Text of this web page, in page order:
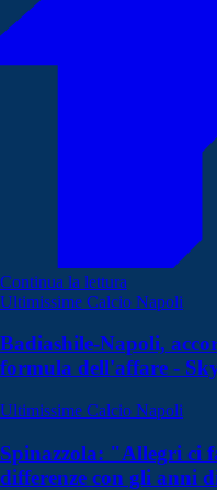
Continua la lettura
Ultimissime Calcio Napoli
Badiashile-Napoli,
formula dell'affare -
Ultimissime Calcio Napoli
Spinazzola: "Allegri ci
differenze con gli anni